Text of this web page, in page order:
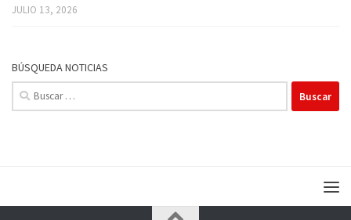
JULIO 13, 2026
BÚSQUEDA NOTICIAS
Buscar: